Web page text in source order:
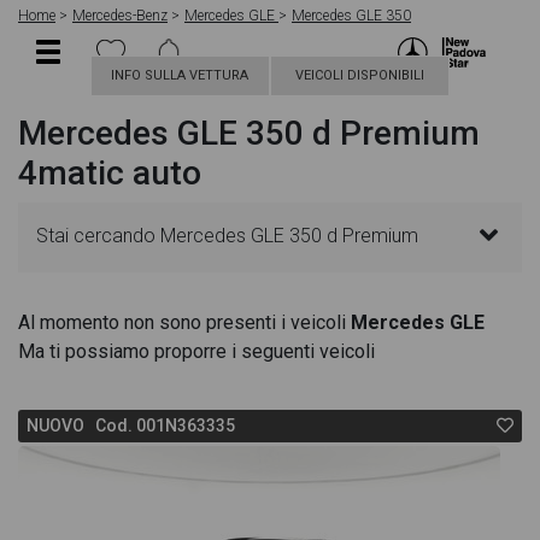
Home Mercedes-Benz Mercedes GLE Mercedes GLE 350
INFO SULLA VETTURA VEICOLI DISPONIBILI
Mercedes GLE 350 d Premium
4matic auto
Stai cercando Mercedes GLE 350 d Premium
offerte per acquistare un veicolo Mercedes nuovo.
Le schede veicolo sono dettagliate e sempre
aggiornate in modo da aiutarti a scegliere quella più
Al momento non sono presenti i veicoli Mercedes GLE
Ma ti possiamo proporre i seguenti veicoli
NUOVO Cod. 001N363335